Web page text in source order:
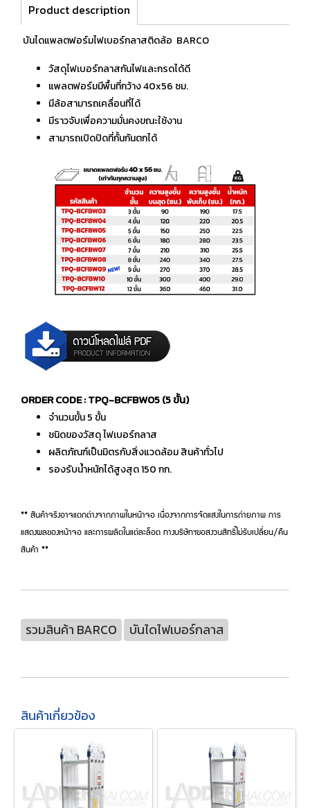
Product description
บันไดแพลตฟอร์มไฟเบอร์กลาสติดล้อ BARCO
วัสดุไฟเบอร์กลาสกันไฟและกรดได้ดี
แพลตฟอร์มมีพื้นที่กว้าง 40x56 ซม.
มีล้อสามารถเคลื่อนที่ได้
มีราวจับเพื่อความมั่นคงขณะใช้งาน
สามารถเปิดปิดที่กั้นกันตกได้
ORDER CODE : TPQ-BCFBW05 (5 ขั้น)
จำนวนขั้น 5 ขั้น
ชนิดของวัสดุ ไฟเบอร์กลาส
ผลิตภัณฑ์เป็นมิตรกับสิ่งแวดล้อม สินค้าทั่วไป
รองรับน้ำหนักได้สูงสุด 150 กก.
** สินค้าจริงอาจแตกต่างจากภาพในหน้าจอ เนื่องจากการจัดแสงในการถ่ายภาพ การ
แสดงผลของหน้าจอ และการผลิตในแต่ละล็อต ทางบริษัทฯขอสงวนสิทธิ์ไม่รับเปลี่ยน/คืน
สินค้า **
รวมสินค้า BARCO บันไดไฟเบอร์กลาส
สินค้าเกี่ยวข้อง